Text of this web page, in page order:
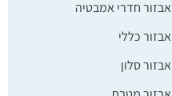
אבזור חדרי אמבטיה
אבזור כללי
אבזור סלון